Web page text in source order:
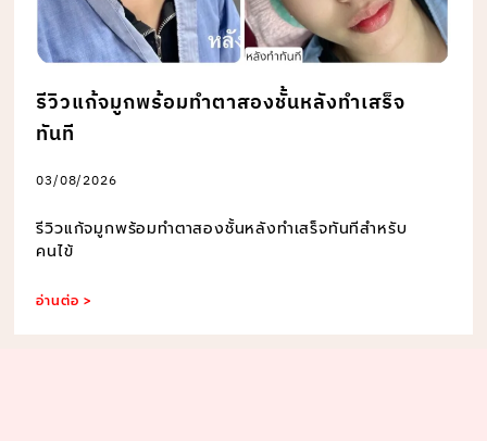
รีวิวแก้จมูกพร้อมทำตาสองชั้นหลังทำเสร็จ
ทันที
03/08/2026
รีวิวแก้จมูกพร้อมทำตาสองชั้นหลังทำเสร็จทันทีสำหรับ
คนไข้
อ่านต่อ >